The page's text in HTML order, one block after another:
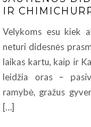
IR
Velykoms esu kiek
neturi didesnės
laikas kartu, kaip ir
leidžia oras –
ramybė, gražus
[…]